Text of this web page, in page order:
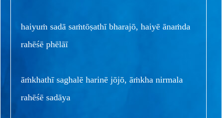
haiyuṁ sadā saṁtōṣathī bharajō, haiyē ānaṁda
rahēśē phēlāī
āṁkhathī saghalē harinē jōjō, āṁkha nirmala
rahēśē sadāya